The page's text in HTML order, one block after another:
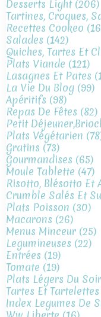
Desserts Light(206)
Tartines, Croques,
Recettes Cookeo
Salades (142)
Quiches, Tartes Et
Plats Viande (121)
Lasagnes Et Pates
La Vie Du Blog (99)
Apéritifs (98)
Repas De Fêtes (82)
Petit
Plats Végétarien
Gratins (73)
Gourmandises (65)
Moule Tablette (47)
Risotto, Blésotto Et
Crumble Salés Et
Plats Poisson (30)
Macarons (26)
Menus Minceur (25)
Legumineuses (22)
Entrées (19)
Tomate (19)
Plats Légers Du Soir
Tartes Et
Index Legumes De